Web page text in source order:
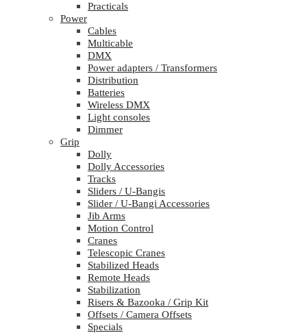
Practicals
Power
Cables
Multicable
DMX
Power adapters / Transformers
Distribution
Batteries
Wireless DMX
Light consoles
Dimmer
Grip
Dolly
Dolly Accessories
Tracks
Sliders / U-Bangis
Slider / U-Bangi Accessories
Jib Arms
Motion Control
Cranes
Telescopic Cranes
Stabilized Heads
Remote Heads
Stabilization
Risers & Bazooka / Grip Kit
Offsets / Camera Offsets
Specials